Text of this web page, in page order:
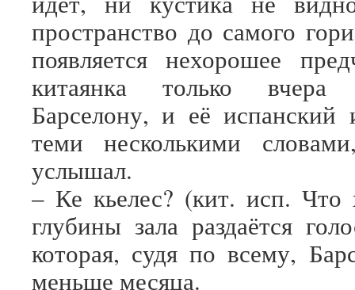
пространство до самого
появляется нехорошее
китаянка только
Барселону, и её испанский
теми несколькими
услышал.
– Ке кьелес? (кит. исп. Что
глубины зала раздаётся
которая, судя по всему,
меньше месяца.